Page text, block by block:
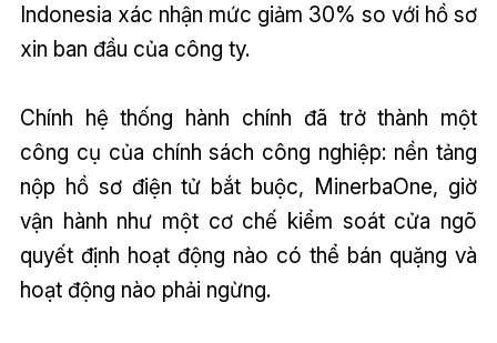
Indonesia xác nhận mức giảm 30% so với hồ sơ
xin ban đầu của công ty.
Chính hệ thống hành chính đã trở thành một
công cụ của chính sách công nghiệp: nền tảng
nộp hồ sơ điện tử bắt buộc, MinerbaOne, giờ
vận hành như một cơ chế kiểm soát cửa ngõ
quyết định hoạt động nào có thể bán quặng và
hoạt động nào phải ngừng.